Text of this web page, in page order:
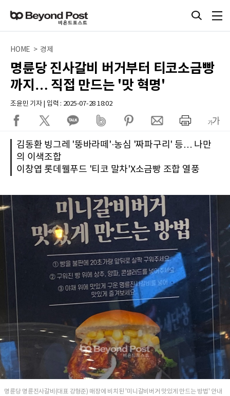
HOME > 경제
명륜당 진사갈비 버거부터 티코소금빵
까지… 직접 만드는 '맛 혁명'
조윤민 기자 | 입력 : 2025-07-28 18:02
김동환 빙그레 '뚱바라떼'·농심 '짜파구리' 등… 나만
의 이색조합
이창엽 롯데웰푸드 '티코 말차'X소금빵 조합 열풍
명륜당 명륜진사갈비(대표 강형준) 매장에 비치된 '미니갈비버거 맛있게 만드는 방법' 안내